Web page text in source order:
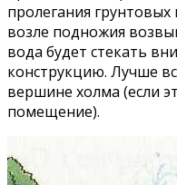
пролегания
возле подножия
вода будет стекать
конструкцию. Лучше
вершине холма (если
помещение).